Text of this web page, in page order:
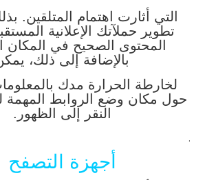
التي أثارت اهتمام المتلقين.
تطوير حملآتك الإعلانية
المحتوى الصحيح في المكان
بالإضافة إلى ذلك،
لخارطة الحرارة مدك
حول مكان وضع الروابط المهمة
النقر إلى الظهور.
.
أجهزة التصفح